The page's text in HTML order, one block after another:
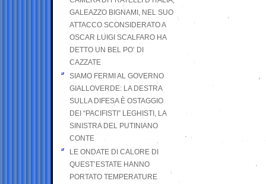
GALEAZZO BIGNAMI, NEL SUO
ATTACCO SCONSIDERATO A
OSCAR LUIGI SCALFARO HA
DETTO UN BEL PO’ DI
CAZZATE
SIAMO FERMI AL GOVERNO
GIALLOVERDE: LA DESTRA
SULLA DIFESA È OSTAGGIO
DEI “PACIFISTI” LEGHISTI, LA
SINISTRA DEL PUTINIANO
CONTE
LE ONDATE DI CALORE DI
QUEST’ESTATE HANNO
PORTATO TEMPERATURE